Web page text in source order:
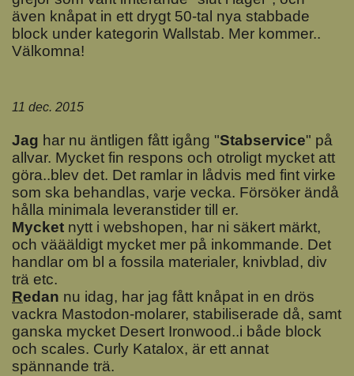
även knåpat in ett drygt 50-tal nya stabbade
block under kategorin Wallstab. Mer kommer..
Välkomna!
11 dec. 2015
Jag har nu äntligen fått igång "Stabservice" på
allvar. Mycket fin respons och otroligt mycket att
göra..blev det. Det ramlar in lådvis med fint virke
som ska behandlas, varje vecka. Försöker ändå
hålla minimala leveranstider till er.
Mycket nytt i webshopen, har ni säkert märkt,
och väääldigt mycket mer på inkommande. Det
handlar om bl a fossila materialer, knivblad, div
trä etc.
Redan nu idag, har jag fått knåpat in en drös
vackra Mastodon-molarer, stabiliserade då, samt
ganska mycket Desert Ironwood..i både block
och scales. Curly Katalox, är ett annat
spännande trä.